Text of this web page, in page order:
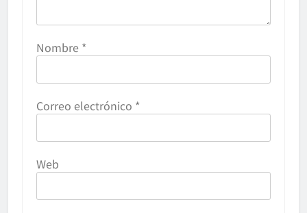
Nombre *
Correo electrónico *
Web